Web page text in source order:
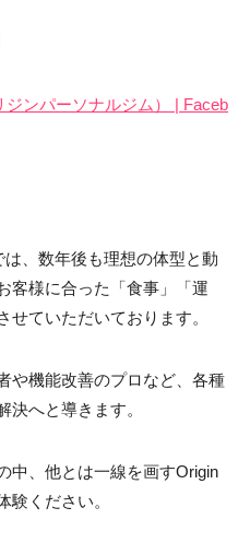
ンパーソナルジム） | Faceb
、数年後も理想の体型と動
客様に合った「食事」「運
ていただいております。
や機能改善のプロなど、各種
決へと導きます。
中、他とは一線を画すOrigin
験ください。